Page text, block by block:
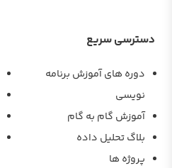
دسترسی سریع
دوره های آموزش برنامه
نویسی
آموزش گام به گام
بلاگ تحلیل داده
پروژه ها